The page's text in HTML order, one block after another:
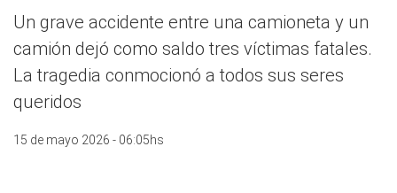
Un grave accidente entre una camioneta y un
camión dejó como saldo tres víctimas fatales.
La tragedia conmocionó a todos sus seres
queridos
15 de mayo 2026 - 06:05hs